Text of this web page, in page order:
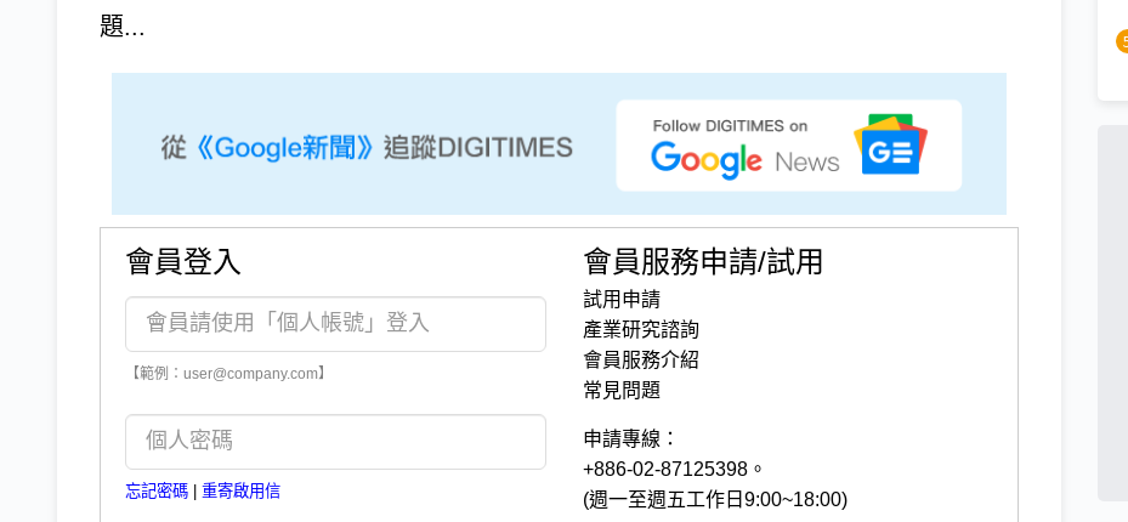
題...
會員登入
【範例：user@company.com】
忘記密碼 重寄啟用信
會員服務申請/試用
試用申請
產業研究諮詢
會員服務介紹
常見問題
申請專線：
+886-02-87125398。
(週一至週五工作日9:00~18:00)